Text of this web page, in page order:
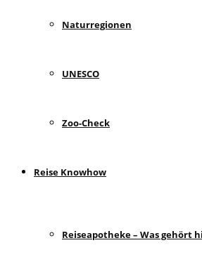
Naturregionen
UNESCO
Zoo-Check
Reise Knowhow
Reiseapotheke – Was gehört